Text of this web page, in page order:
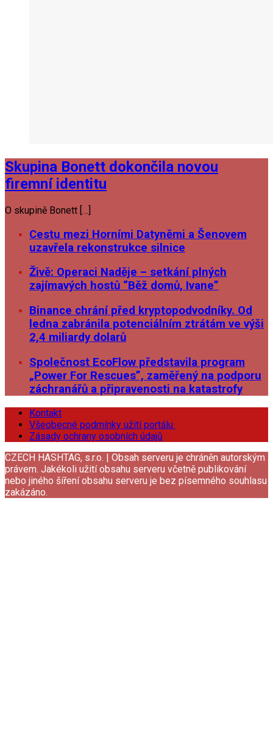
Skupina Bonett dokončila novou
firemní identitu
O skupině Bonett […]
Cestu mezi Horními Datyněmi a Šenovem
uzavřela rekonstrukce silnice
Živě: Operaci Naděje – setkání plných
zajímavých hostů “Běž domů, Ivane”
Binance chrání před kryptopodvodníky. Od
ledna zabránila potenciálním ztrátám ve výši
2,4 miliardy dolarů
Společnost EcoFlow představila program
„Power For Rescues”, zaměřený na podporu
záchranářů a připravenosti na katastrofy
Kontakt
Všeobecné podmínky užití portálu
Zásady ochrany osobních údajů
CZECH HASHTAG, s.r.o. | Obsah serveru je chráněn autorským
právem. Jakékoli užití obsahu serveru včetně publikování
nebo jiného šíření obsahu serveru je bez písemného souhlasu
zakázáno.